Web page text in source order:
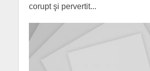
corupt şi pervertit...